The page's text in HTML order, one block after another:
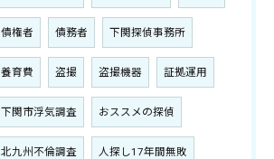
債権者 債務者 下関探偵事務所
養育費 盗撮 盗撮機器 証拠運用
下関市浮気調査 おススメの探偵
北九州不倫調査 人探し17年間無敗